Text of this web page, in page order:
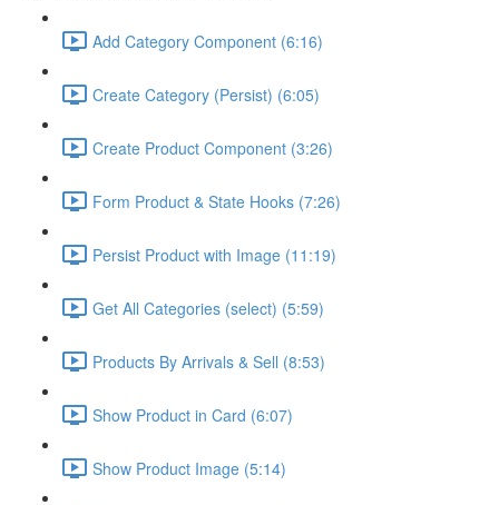
Add Category Component (6:16)
Create Category (Persist) (6:05)
Create Product Component (3:26)
Form Product & State Hooks (7:26)
Persist Product with Image (11:19)
Get All Categories (select) (5:59)
Products By Arrivals & Sell (8:53)
Show Product in Card (6:07)
Show Product Image (5:14)